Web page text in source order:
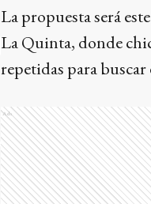
La propuesta será
La Quinta, donde
repetidas para
Ads